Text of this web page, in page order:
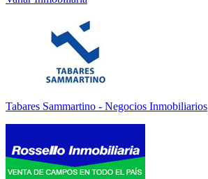
Tabares Sammartino - Negocios Inmobiliarios